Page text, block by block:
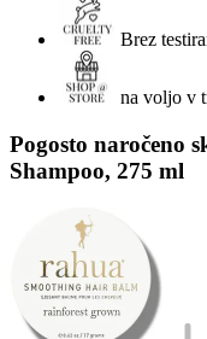
Brez
na voljo v
Pogosto naročeno
Shampoo, 275 ml